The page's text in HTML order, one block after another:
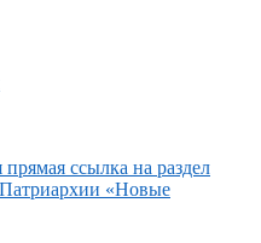
ссылка на раздел
Патриархии «Новые